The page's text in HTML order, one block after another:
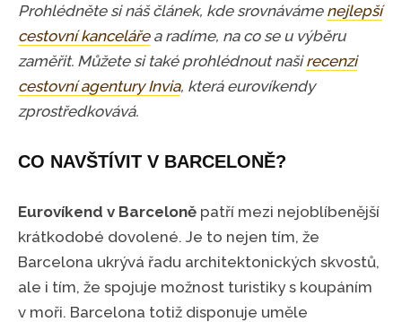
Prohlédněte si náš článek, kde srovnáváme nejlepší
cestovní kancelářea radíme, na co se u výběru
zaměřit. Můžete si také prohlédnout naširecenzi
cestovní agentury Invia, která eurovíkendy
zprostředkovává.
CO NAVŠTÍVIT V BARCELONĚ?
Eurovíkend v Barceloně patří mezi nejoblíbenější
krátkodobé dovolené. Je to nejen tím, že
Barcelona ukrývá řadu architektonických skvostů,
ale i tím, že spojuje možnost turistiky s koupáním
v moři. Barcelona totiž disponuje uměle